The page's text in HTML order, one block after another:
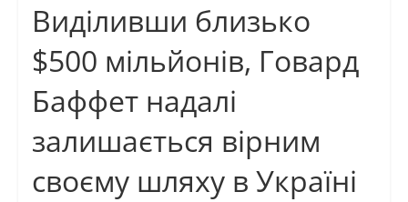
Виділивши близько
$500 мільйонів, Говард
Баффет надалі
залишається вірним
своєму шляху в Україні